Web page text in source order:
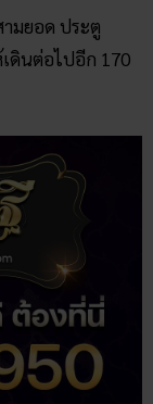
มยอด ประตู
ดินต่อไปอีก 170